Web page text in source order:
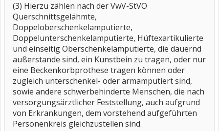
(3) Hierzu zählen nach der VwV-StVO
Querschnittsgelähmte,
Doppeloberschenkelamputierte,
Doppelunterschenkelamputierte, Hüftexartikulierte
und einseitig Oberschenkelamputierte, die dauernd
außerstande sind, ein Kunstbein zu tragen, oder nur
eine Beckenkorbprothese tragen können oder
zugleich unterschenkel- oder armamputiert sind,
sowie andere schwerbehinderte Menschen, die nach
versorgungsärztlicher Feststellung, auch aufgrund
von Erkrankungen, dem vorstehend aufgeführten
Personenkreis gleichzustellen sind.